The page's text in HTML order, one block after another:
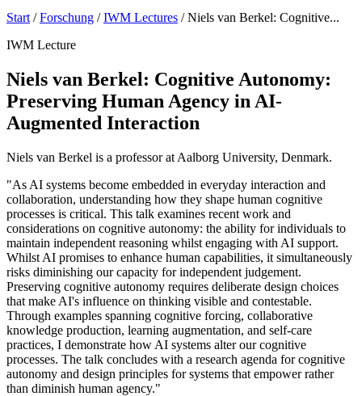
Start /Forschung /IWM Lectures /Niels van Berkel: Cognitive...
IWM Lecture
Niels van Berkel: Cognitive Autonomy:
Preserving Human Agency in AI-
Augmented Interaction
Niels van Berkel is a professor at Aalborg University, Denmark.
"As AI systems become embedded in everyday interaction and
collaboration, understanding how they shape human cognitive
processes is critical. This talk examines recent work and
considerations on cognitive autonomy: the ability for individuals to
maintain independent reasoning whilst engaging with AI support.
Whilst AI promises to enhance human capabilities, it simultaneously
risks diminishing our capacity for independent judgement.
Preserving cognitive autonomy requires deliberate design choices
that make AI's influence on thinking visible and contestable.
Through examples spanning cognitive forcing, collaborative
knowledge production, learning augmentation, and self-care
practices, I demonstrate how AI systems alter our cognitive
processes. The talk concludes with a research agenda for cognitive
autonomy and design principles for systems that empower rather
than diminish human agency."